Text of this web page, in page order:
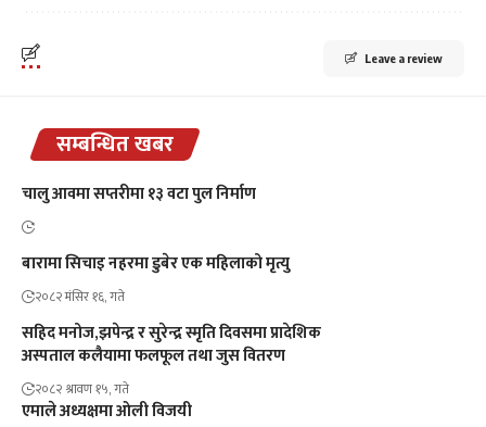
Leave a review
सम्बन्धित खबर
चालु आवमा सप्तरीमा १३ वटा पुल निर्माण
बारामा सिचाइ नहरमा डुबेर एक महिलाको मृत्यु
२०८२ मंसिर १६, गते
सहिद मनोज,झपेन्द्र र सुरेन्द्र स्मृति दिवसमा प्रादेशिक
अस्पताल कलैयामा फलफूल तथा जुस वितरण
२०८२ श्रावण १५, गते
एमाले अध्यक्षमा ओली विजयी